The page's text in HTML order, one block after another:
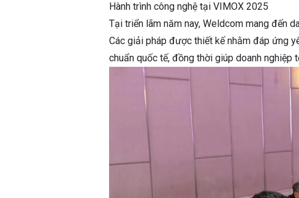
Hành trình công nghệ tại VIMOX 2025
Tại triển lãm năm nay, Weldcom mang đến
Các giải pháp được thiết kế nhằm đáp ứng
chuẩn quốc tế, đồng thời giúp doanh nghiệp